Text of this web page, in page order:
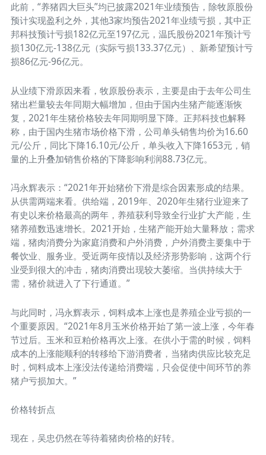
此前，“养猪四大巨头”均已披露2021年业绩预告，除牧原股份
预计实现盈利之外，其他3家均预告2021年业绩亏损，其中正
邦科技预计亏损182亿元至197亿元，温氏股份2021年预计亏
损130亿元-138亿元（实际亏损133.37亿元）、新希望预计亏
损86亿元-96亿元。
从业绩下滑原因来看，牧原股份表示，主要是由于去年公司生
猪出栏量较去年同期大幅增加，但由于国内生猪产能逐渐恢
复，2021年生猪价格较去年同期明显下降。正邦科技也解释
称，由于国内生猪市场价格下滑，公司单头销售均价为16.60
元/公斤，同比下降16.10元/公斤，单头收入下降1653元，销
量的上升叠加销售价格的下降影响利润88.73亿元。
冯永辉表示：“2021年开始猪价下滑是综合因素形成的结果。
从供需两端来看。供给端，2019年、2020年生猪行业迎来了
有史以来价格最高的两年，养殖获利导致全行业扩大产能，生
猪养殖数迅速增长。2021开始，生猪产能开始大量释放；需求
端，猪肉消费分为家庭消费和户外消费，户外消费主要集中于
餐饮业、服务业。受近两年疫情以及经济形势影响，这两个行
业受到很大的冲击，猪肉消费出现较大萎缩。当供持续大于
需，猪价就进入了下行通道。”
与此同时，冯永辉表示，饲料成本上涨也是养殖企业亏损的一
个重要原因。“2021年8月玉米价格开始了第一波上涨，今年春
节过后。玉米和豆粕价格再次上涨。在供小于需的时候，饲料
成本的上涨能顺利的转移给下游消费者，当猪肉供应比较充足
时，饲料成本上涨没法传递给消费端，只会促使中间环节的养
猪户亏损加大。”
价格转折点
现在，吴忠仍然在等待着猪肉价格的好转。